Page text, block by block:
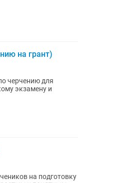
на грант)
черчению для